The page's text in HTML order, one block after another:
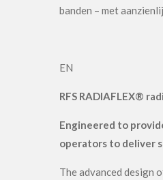
banden – met
EN
RFS RADIAFLEX®
Engineered to
operators to deliver
The advanced design